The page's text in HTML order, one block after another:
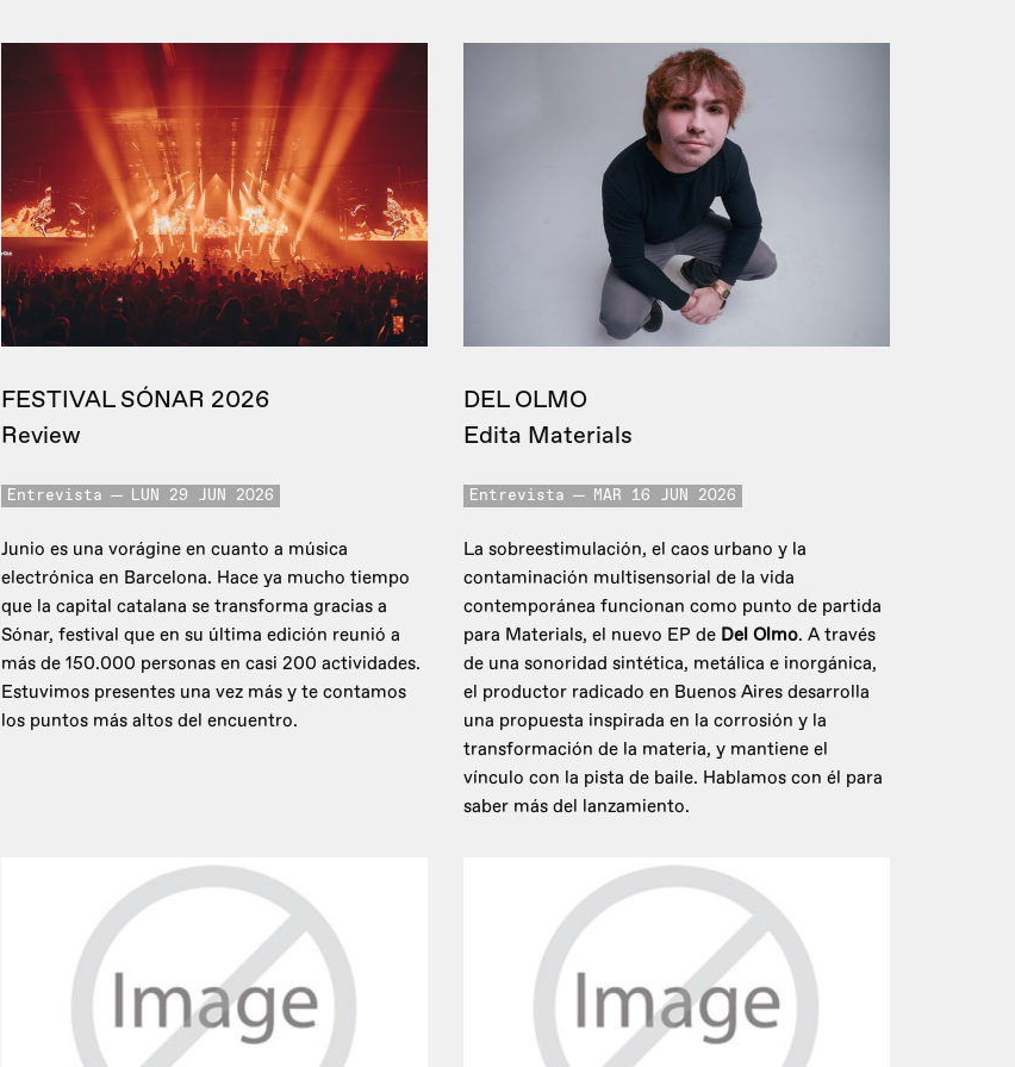
FESTIVAL SÓNAR 2026
Review
Entrevista LUN 29 JUN 2026
Junio es una vorágine en cuanto a música
electrónica en Barcelona. Hace ya mucho tiempo
que la capital catalana se transforma gracias a
Sónar, festival que en su última edición reunió a
más de 150.000 personas en casi 200 actividades.
Estuvimos presentes una vez más y te contamos
los puntos más altos del encuentro.
DEL OLMO
Edita Materials
Entrevista MAR 16 JUN 2026
La sobreestimulación, el caos urbano y la
contaminación multisensorial de la vida
contemporánea funcionan como punto de partida
para Materials, el nuevo EP de Del Olmo. A través
de una sonoridad sintética, metálica e inorgánica,
el productor radicado en Buenos Aires desarrolla
una propuesta inspirada en la corrosión y la
transformación de la materia, y mantiene el
vínculo con la pista de baile. Hablamos con él para
saber más del lanzamiento.